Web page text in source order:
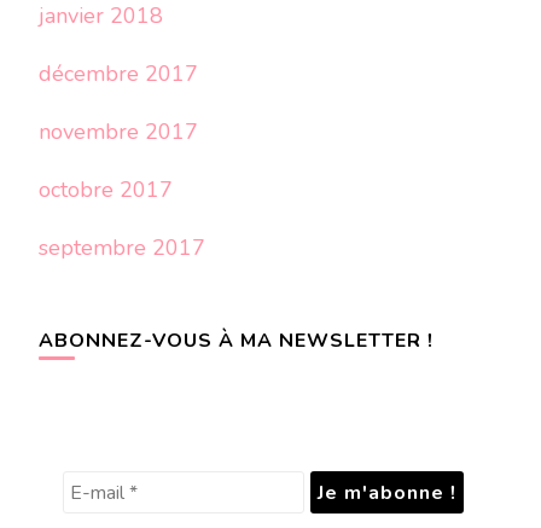
janvier 2018
décembre 2017
novembre 2017
octobre 2017
septembre 2017
ABONNEZ-VOUS À MA NEWSLETTER !